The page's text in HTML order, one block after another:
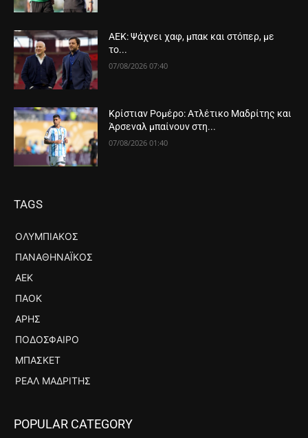
ΑΕΚ: Ψάχνει χαφ, μπακ και στόπερ, με
το...
07/08/2026 07:40
Κρίστιαν Ρομέρο: Ατλέτικο Μαδρίτης και
Άρσεναλ μπαίνουν στη...
07/08/2026 01:40
TAGS
ΟΛΥΜΠΙΑΚΌΣ
ΠΑΝΑΘΗΝΑΪΚΌΣ
ΑΕΚ
ΠΑΟΚ
ΆΡΗΣ
ΠΟΔΌΣΦΑΙΡΟ
ΜΠΆΣΚΕΤ
ΡΕΆΛ ΜΑΔΡΊΤΗΣ
POPULAR CATEGORY